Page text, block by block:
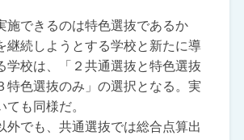
できるのは特色選抜であるか
継続しようとする学校と新たに導
学校は、「２共通選抜と特色選抜
特色選抜のみ」の選択となる。実
も同様だ。
でも、共通選抜では総合点算出